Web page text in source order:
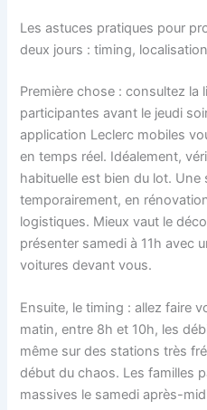
Les astuces pratiques pour
deux jours : timing,
Première chose : consultez la
participantes avant le jeudi
application Leclerc mobiles
en temps réel. Idéalement,
habituelle est bien du lot.
temporairement, en
logistiques. Mieux vaut le
présenter samedi à 11h avec
voitures devant vous.
Ensuite, le timing : allez faire
matin, entre 8h et 10h, les
même sur des stations très
début du chaos. Les familles
massives le samedi après-